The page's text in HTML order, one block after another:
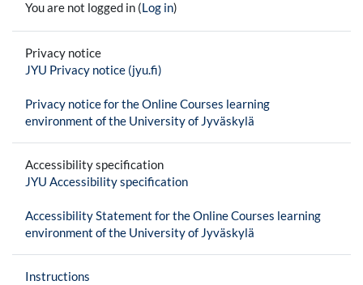
You are not logged in (Log in)
Privacy notice
JYU Privacy notice (jyu.fi)
Privacy notice for the Online Courses learning
environment of the University of Jyväskylä
Accessibility specification
JYU Accessibility specification
Accessibility Statement for the Online Courses learning
environment of the University of Jyväskylä
Instructions